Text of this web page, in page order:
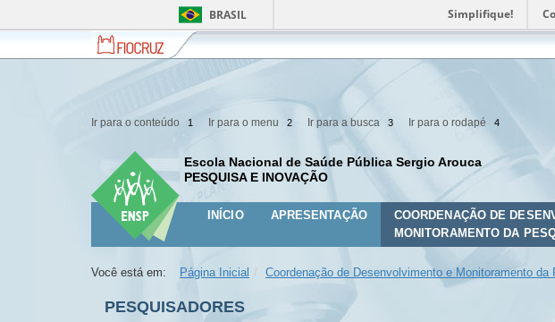
BRASIL Simplifique!
Fiocruz
Fale
com
Ir para o conteúdo 1 Ir para o menu 2 Ir para a busca 3 Ir para o rodapé 4
Escola Nacional de Saúde Pública Sergio Arouca
PESQUISA E INOVAÇÃO
INÍCIO APRESENTAÇÃO
COORDENAÇÃO DE
MONITORAMENTO DA
Você está em: Página Inicial Coordenação de Desenvolvimento e Monitoramento da
PESQUISADORES